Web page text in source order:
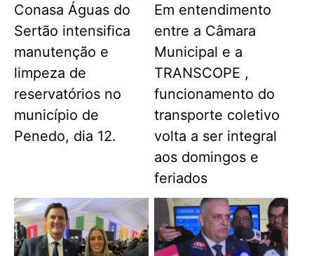
Conasa Águas do
Sertão intensifica
manutenção e
limpeza de
reservatórios no
município de
Penedo, dia 12.
Em entendimento
entre a Câmara
Municipal e a
TRANSCOPE ,
funcionamento do
transporte coletivo
volta a ser integral
aos domingos e
feriados